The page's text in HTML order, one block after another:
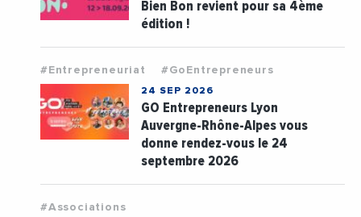
Bien Bon revient pour sa 4ème
édition !
#Entrepreneuriat #GoEntrepreneurs
24 SEP 2026
GO Entrepreneurs Lyon
Auvergne-Rhône-Alpes vous
donne rendez-vous le 24
septembre 2026
#Associations